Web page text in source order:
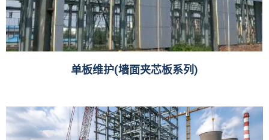
单板维护(墙面夹芯板系列)